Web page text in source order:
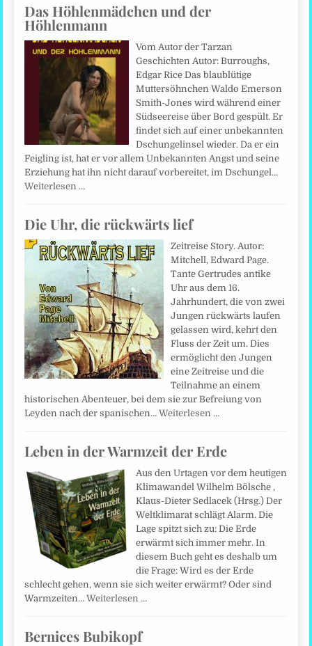
Das Höhlenmädchen und der
Höhlenmann
Vom Autor der Tarzan
Geschichten Autor: Burroughs,
Edgar Rice Das blaublütige
Muttersöhnchen Waldo Emerson
Smith-Jones wird während einer
Südseereise über Bord gespült. Er
findet sich auf einer unbekannten
Dschungelinsel wieder. Da er ein
Feigling ist, hat er vor allem Unbekannten Angst und seine
Erziehung hat ihn nicht darauf vorbereitet, im Dschungel…
Weiterlesen …
Die Uhr, die rückwärts lief
Zeitreise Story. Autor:
Mitchell, Edward Page.
Tante Gertrudes antike
Uhr aus dem 16.
Jahrhundert, die von zwei
Jungen rückwärts laufen
gelassen wird, kehrt den
Fluss der Zeit um. Dies
ermöglicht den Jungen
eine Zeitreise und die
Teilnahme an einem
historischen Abenteuer, bei dem sie zur Befreiung von
Leyden nach der spanischen…Weiterlesen …
Leben in der Warmzeit der Erde
Aus den Urtagen vor dem heutigen
Klimawandel Wilhelm Bölsche ,
Klaus-Dieter Sedlacek (Hrsg.) Der
Weltklimarat schlägt Alarm. Die
Lage spitzt sich zu: Die Erde
erwärmt sich immer mehr. In
diesem Buch geht es deshalb um
die Frage: Wird es der Erde
schlecht gehen, wenn sie sich weiter erwärmt? Oder sind
Warmzeiten…Weiterlesen …
Bernices Bubikopf